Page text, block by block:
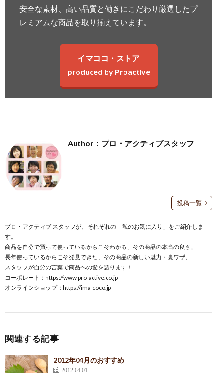
安全な素材、高い品質と働きにこだわり厳選したプ
レミアムな商品を取り揃えています。
イマココ・ストア
produced by Proactive
Author：プロ・アクティブスタッフ
投稿一覧
プロ・アクティブ スタッフが、それぞれの「私のお気に入り」をご紹介しま
す。
商品を自分で買って使っているからこそわかる、その商品の本当の良さ。
長年使っているからこそ発見できた、その商品の新しい魅力・裏ワザ。
スタッフが自分の言葉で商品への愛を語ります！
コーポレート： https://www.pro-active.co.jp
オンラインショップ： https://ima-coco.jp
関連する記事
2012年04月のおすすめ
2012.04.01